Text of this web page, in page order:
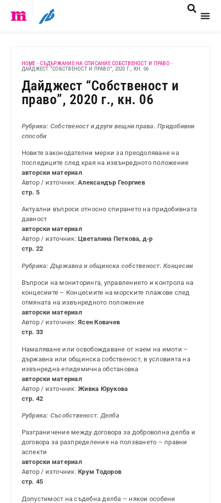
HOME -СЪДЪРЖАНИЕ НА СПИСАНИЕ СОБСТВЕНОСТ И ПРАВО -
ДАЙДЖЕСТ “СОБСТВЕНОСТ И ПРАВО”, 2020 Г., КН. 06
Дайджест “Собственост и
право”, 2020 г., кн. 06
Рубрика: Собственост и други вещни права. Придобивни
способи
Новите законодателни мерки за преодоляване на
последиците след края на извънредното положение
авторски материал
Автор / източник:Александър Георгиев
стр. 5
Актуални въпроси относно спирането на придобивната
давност
авторски материал
Автор / източник:Цветалина Петкова, д-р
стр. 22
Рубрика: Държавна и общинска собственост. Концесии
Въпроси на мониторинга, управлението и контрола на
концесиите – Концесиите на морските плажове след
отмяната на извънредното положение
авторски материал
Автор / източник:Ясен Ковачев
стр. 33
Намаляване или освобождаване от наем на имоти –
държавна или общинска собственост, в условията на
извънредна епидемична обстановка
авторски материал
Автор / източник:Живка Юрукова
стр. 42
Рубрика: Съсобственост. Делба
Разграничение между договора за доброволна делба и
договора за разпределение на ползването – правни
аспекти
авторски материал
Автор / източник:Крум Тодоров
стр. 45
Допустимост на съдебна делба – някои особени